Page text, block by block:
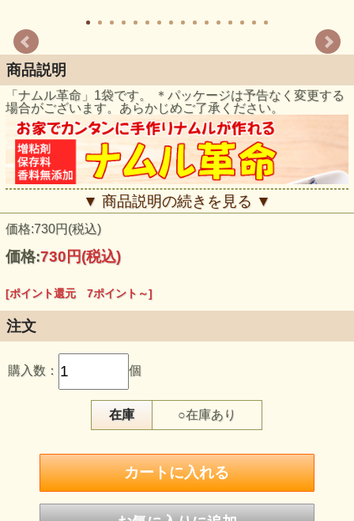
商品説明
「ナムル革命」1袋です。 ＊パッケージは予告なく変更する
場合がございます。あらかじめご了承ください。
▼ 商品説明の続きを見る ▼
価格:730円(税込)
価格:730円(税込)
[ポイント還元 7ポイント～]
注文
購入数： 個
在庫 ○在庫あり